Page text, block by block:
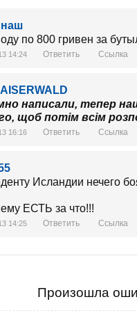
наш
по 800 гривен за
14:24 Ответить Ссылка
написали, тепер
щоб потім всім
16:16 Ответить Ссылка
Исландии нечего
ЕСТЬ за что!!!
14:25 Ответить Ссылка
Произошла